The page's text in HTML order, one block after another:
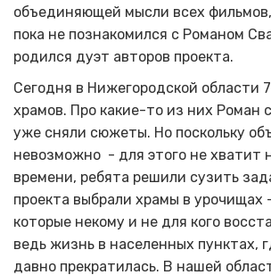
объединяющей мысли всех
пока не познакомился с Романом
родился дуэт авторов проекта.
Сегодня в Нижегородской области
храмов. Про какие-то из них Роман
уже сняли сюжеты. Но поскольку
невозможно - для этого не хватит
времени, ребята решили сузить
проекта выбрали храмы в урочищах
которые некому и не для кого
ведь жизнь в населенных пунктах,
давно прекратилась. В нашей